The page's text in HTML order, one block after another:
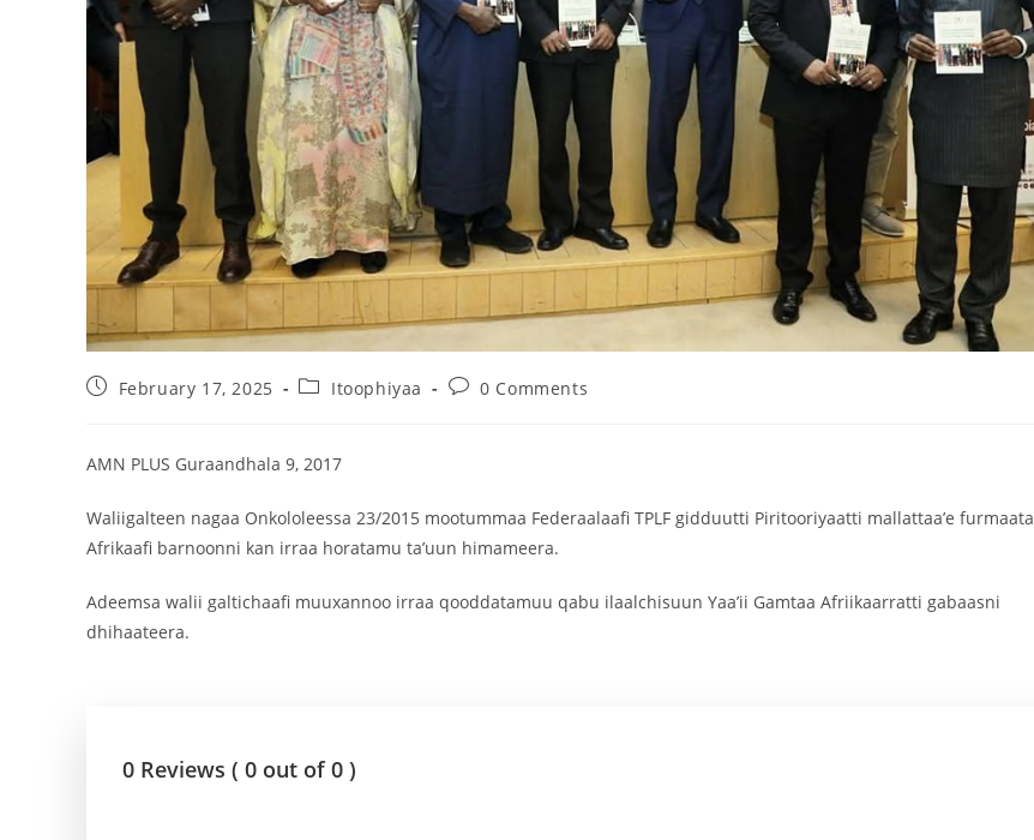
February 17, 2025 Itoophiyaa 0 Comments
AMN PLUS Guraandhala 9, 2017
Waliigalteen nagaa Onkololeessa 23/2015 mootummaa Federaalaafi TPLF gidduutti Piritooriyaatti mallattaa’e furmaata
Afrikaafi barnoonni kan irraa horatamu ta’uun himameera.
Adeemsa walii galtichaafi muuxannoo irraa qooddatamuu qabu ilaalchisuun Yaa’ii Gamtaa Afriikaarratti gabaasni
dhihaateera.
0 Reviews ( 0 out of 0 )